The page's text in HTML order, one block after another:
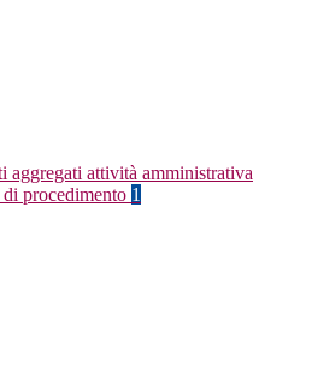
aggregati attività amministrativa
procedimento 1